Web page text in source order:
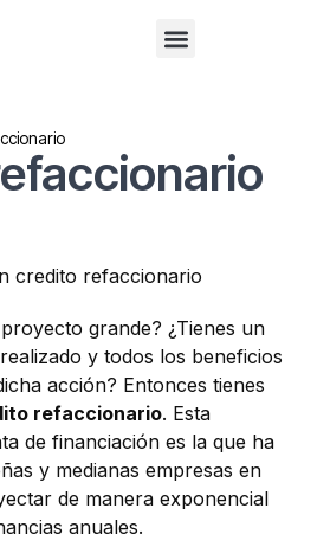
grande? ¿Tienes un
y todos los beneficios
acción? Entonces tienes
refaccionario. Esta
de financiación es la que ha
y medianas empresas en
de manera exponencial
anuales.